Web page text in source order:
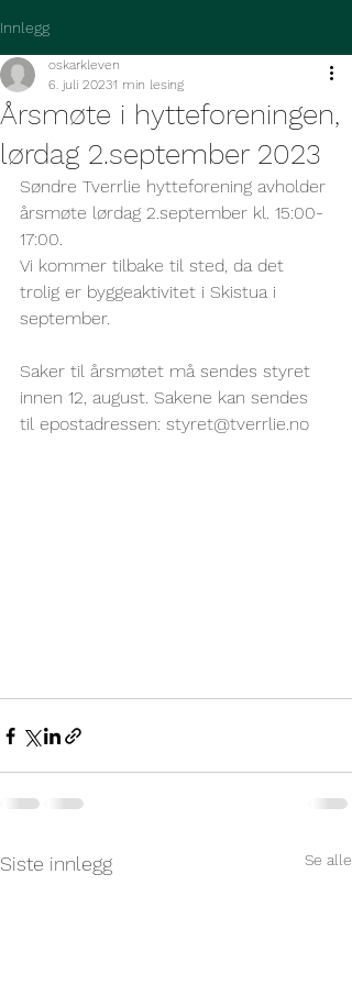
Innlegg
Årsmøte i hytteforeningen,
lørdag 2.september 2023
oskarkleven
6. juli 20231 min lesing
Søndre Tverrlie hytteforening avholder
årsmøte lørdag 2.september kl. 15:00-
17:00.
Vi kommer tilbake til sted, da det
trolig er byggeaktivitet i Skistua i
september.
Saker til årsmøtet må sendes styret
innen 12, august. Sakene kan sendes
til epostadressen: styret@tverrlie.no
Siste innlegg Se alle